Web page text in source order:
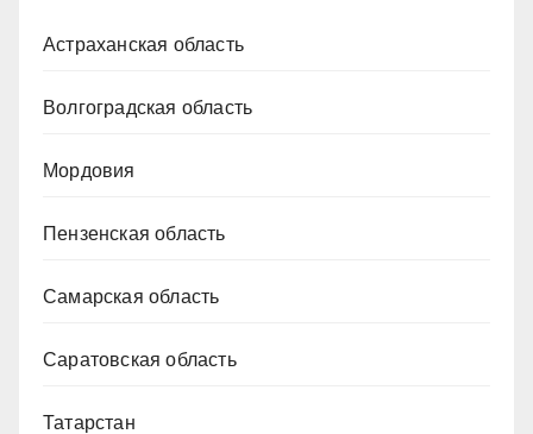
Астраханская область
Волгоградская область
Мордовия
Пензенская область
Самарская область
Саратовская область
Татарстан